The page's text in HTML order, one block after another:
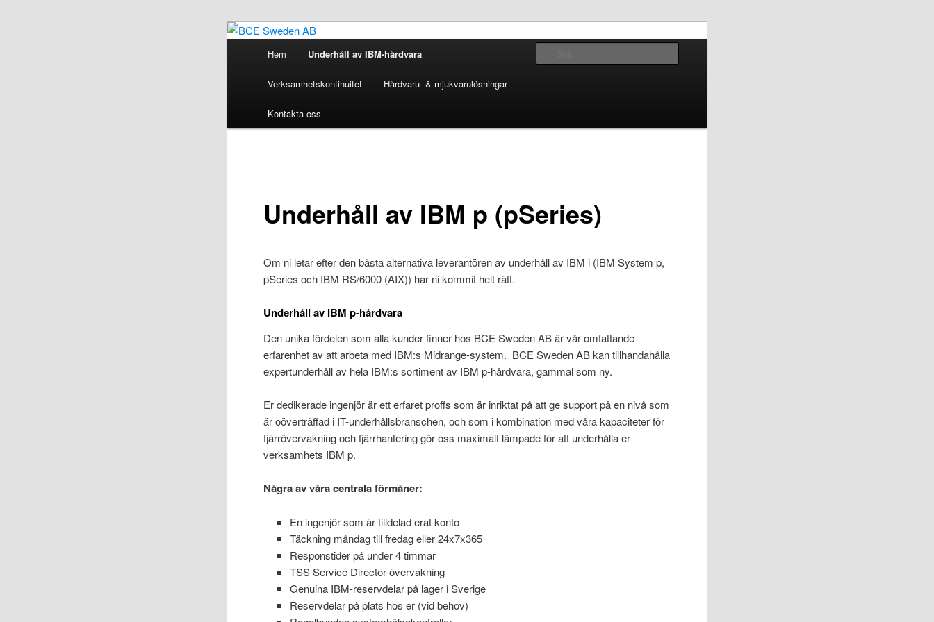
BCE Sweden AB
Hem Underhåll av IBM-hårdvara
Verksamhetskontinuitet Hårdvaru- & mjukvarulösningar
Kontakta oss
Underhåll av IBM p (pSeries)
Om ni letar efter den bästa alternativa leverantören av underhåll av IBM i (IBM System p,
pSeries och IBM RS/6000 (AIX)) har ni kommit helt rätt.
Underhåll av IBM p-hårdvara
Den unika fördelen som alla kunder finner hos BCE Sweden AB är vår omfattande
erfarenhet av att arbeta med IBM:s Midrange-system. BCE Sweden AB kan tillhandahålla
expertunderhåll av hela IBM:s sortiment av IBM p-hårdvara, gammal som ny.
Er dedikerade ingenjör är ett erfaret proffs som är inriktat på att ge support på en nivå som
är oöverträffad i IT-underhållsbranschen, och som i kombination med våra kapaciteter för
fjärrövervakning och fjärrhantering gör oss maximalt lämpade för att underhålla er
verksamhets IBM p.
Några av våra centrala förmåner:
En ingenjör som är tilldelad erat konto
Täckning måndag till fredag eller 24x7x365
Responstider på under 4 timmar
TSS Service Director-övervakning
Genuina IBM-reservdelar på lager i Sverige
Reservdelar på plats hos er (vid behov)